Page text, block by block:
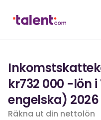
kr732 000 -lön
engelska) 2026
Räkna ut din nettolön